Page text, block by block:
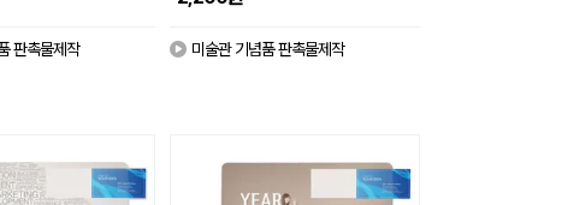
판촉물제작 미술관 기념품 판촉물제작